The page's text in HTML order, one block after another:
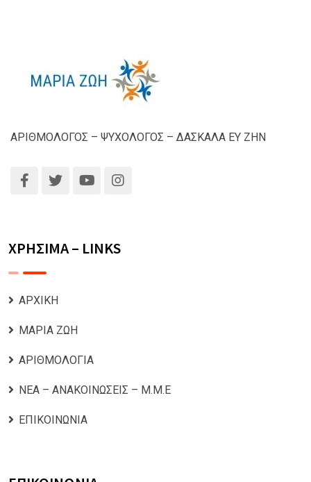
ΑΡΙΘΜΟΛΟΓΟΣ – ΨΥΧΟΛΟΓΟΣ – ΔΑΣΚΑΛΑ ΕΥ ΖΗΝ
ΧΡΗΣΙΜΑ – LINKS
ΑΡΧΙΚΗ
ΜΑΡΙΑ ΖΩΗ
ΑΡΙΘΜΟΛΟΓΙΑ
ΝΕΑ – ΑΝΑΚΟΙΝΩΣΕΙΣ – Μ.Μ.Ε
ΕΠΙΚΟΙΝΩΝΙΑ